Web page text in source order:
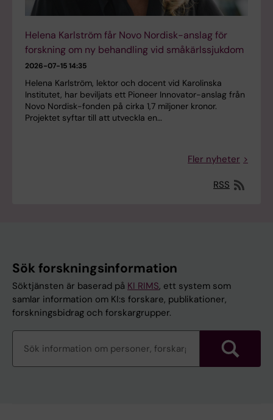
Helena Karlström får Novo Nordisk-anslag för
forskning om ny behandling vid småkärlssjukdom
2026-07-15 14:35
Helena Karlström, lektor och docent vid Karolinska
Institutet, har beviljats ett Pioneer Innovator-anslag från
Novo Nordisk-fonden på cirka 1,7 miljoner kronor.
Projektet syftar till att utveckla en…
Fler nyheter
RSS
Sök forskningsinformation
Söktjänsten är baserad på KI RIMS, ett system som
samlar information om KI:s forskare, publikationer,
forskningsbidrag och forskargrupper.
forskningsinformation
Sök